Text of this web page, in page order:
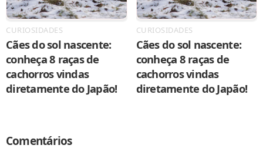
CURIOSIDADES
Cães do sol nascente:
conheça 8 raças de
cachorros vindas
diretamente do Japão!
CURIOSIDADES
Cães do sol nascente:
conheça 8 raças de
cachorros vindas
diretamente do Japão!
Comentários